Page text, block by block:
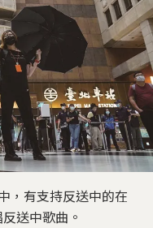
，有支持反送中的在
送中歌曲。